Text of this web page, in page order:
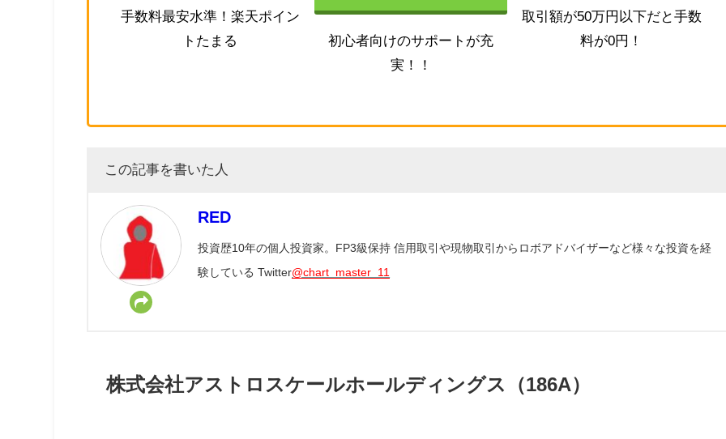
手数料最安水準！楽天ポイン
トたまる
初心者向けのサポートが充
実！！
取引額が50万円以下だと手数
料が0円！
この記事を書いた人
RED
投資歴10年の個人投資家。FP3級保持 信用取引や現物取引からロボアドバイザーなど様々な投資を経
験している Twitter@chart_master_11
株式会社アストロスケールホールディングス（186A）